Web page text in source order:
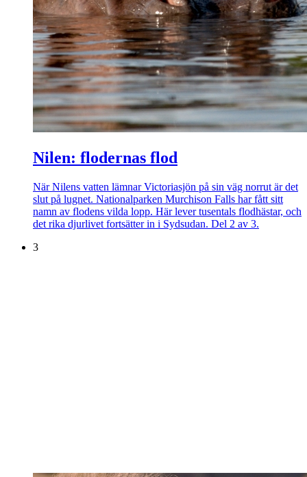
Nilen: flodernas flod
När Nilens vatten lämnar Victoriasjön på sin väg norrut är det
slut på lugnet. Nationalparken Murchison Falls har fått sitt
namn av flodens vilda lopp. Här lever tusentals flodhästar, och
det rika djurlivet fortsätter in i Sydsudan. Del 2 av 3.
3